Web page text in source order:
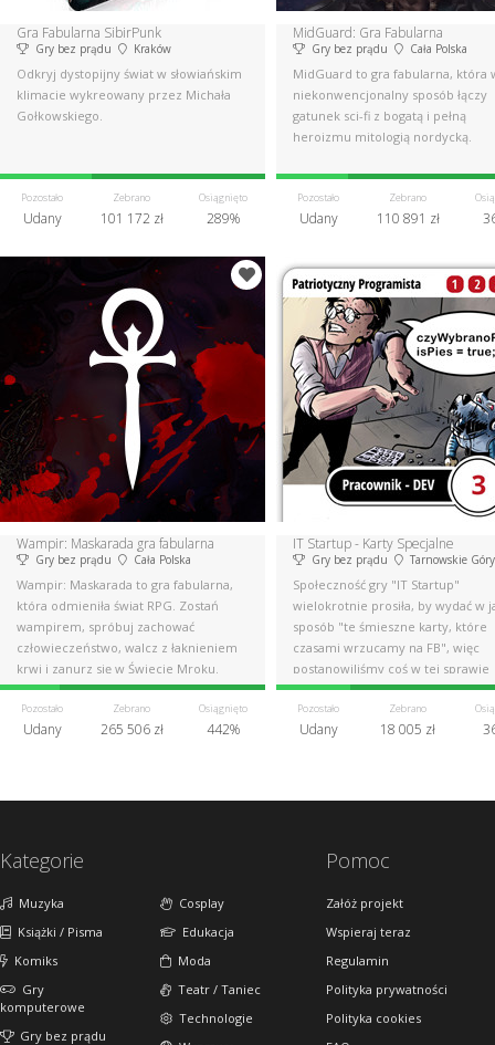
Gra Fabularna SibirPunk
Gry bez prądu Kraków
Odkryj dystopijny świat w słowiańskim
klimacie wykreowany przez Michała
Gołkowskiego.
Pozostało
Udany
Zebrano
101 172 zł
Osiągnięto
289%
MidGuard: Gra Fabularna
Gry bez prądu Cała Polska
MidGuard to gra fabularna, która
niekonwencjonalny sposób łączy
gatunek sci-fi z bogatą i pełną
heroizmu mitologią nordycką.
Pozostało
Udany
Zebrano
110 891 zł
Wampir: Maskarada gra fabularna
Gry bez prądu Cała Polska
Wampir: Maskarada to gra fabularna,
która odmieniła świat RPG. Zostań
wampirem, spróbuj zachować
człowieczeństwo, walcz z łaknieniem
krwi i zanurz się w Świecie Mroku.
Pozostało
Udany
Zebrano
265 506 zł
Osiągnięto
442%
IT Startup - Karty Specjalne
Gry bez prądu Tarnowskie Góry
Społeczność gry "IT Startup"
wielokrotnie prosiła, by wydać w
sposób "te śmieszne karty, które
czasami wrzucamy na FB", więc
postanowiliśmy coś w tej sprawie
zrobić.
Pozostało
Udany
Zebrano
18 005 zł
Kategorie
Muzyka
Książki / Pisma
Komiks
Gry
komputerowe
Gry bez prądu
Cosplay
Edukacja
Moda
Teatr / Taniec
Technologie
Pomoc
Załóż projekt
Wspieraj teraz
Regulamin
Polityka prywatności
Polityka cookies